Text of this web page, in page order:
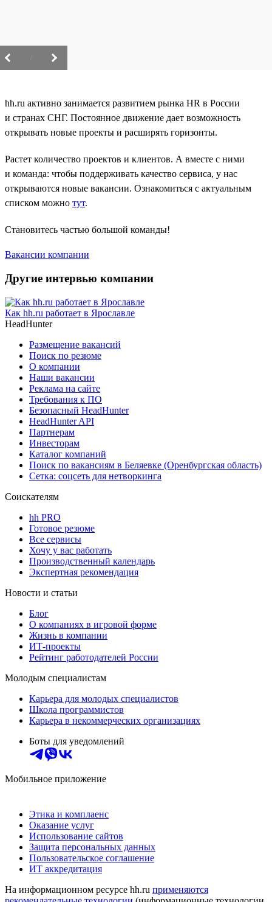
hh.ru активно занимается развитием рынка HR в России
и странах СНГ. Постоянное движение дает возможность
открывать новые проекты и расширять горизонты.
Растет количество проектов и клиентов. А вместе с ними
и команда: чтобы поддерживать качество сервиса, у нас
открываются новые вакансии. Ознакомиться с актуальным
списком можно тут.
Становитесь частью большой команды!
Вакансии компании
Другие интервью компании
Как hh.ru работает в Ярославле
HeadHunter
Размещение вакансий
Поиск по резюме
О компании
Наши вакансии
Реклама на сайте
Требования к ПО
Безопасный HeadHunter
HeadHunter API
Партнерам
Инвесторам
Каталог компаний
Поиск по вакансиям в Беляевке (Оренбургская область)
Сетка: соцсеть для нетворкинга
Соискателям
hh PRO
Готовое резюме
Все сервисы
Хочу у вас работать
Производственный календарь
Экспертная рекомендация
Новости и статьи
Блог
О компаниях в игровой форме
Жизнь в компании
ИТ-проекты
Рейтинг работодателей России
Молодым специалистам
Карьера для молодых специалистов
Школа программистов
Карьера в некоммерческих организациях
Боты для уведомлений
Мобильное приложение
Этика и комплаенс
Оказание услуг
Использование сайтов
Защита персональных данных
Пользовательское соглашение
ИТ аккредитация
На информационном ресурсе hh.ru применяются